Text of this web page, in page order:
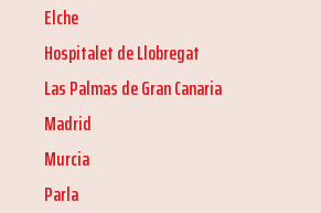
Elche
Hospitalet de Llobregat
Las Palmas de Gran Canaria
Madrid
Murcia
Parla